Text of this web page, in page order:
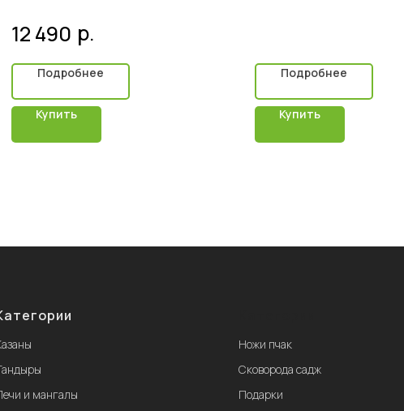
12 490 р.
Подробнее
Купить
Подробнее
Купить
и мангалы
Ножи пчак
Сковорода садж
Подарки